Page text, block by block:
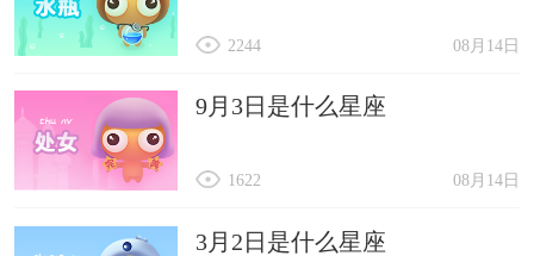
08月14日
2244
9月3日是什么星座
08月14日
1622
3月2日是什么星座